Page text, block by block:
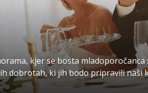
kjer se bosta
dobrotah, ki jih bodo pripravili naši